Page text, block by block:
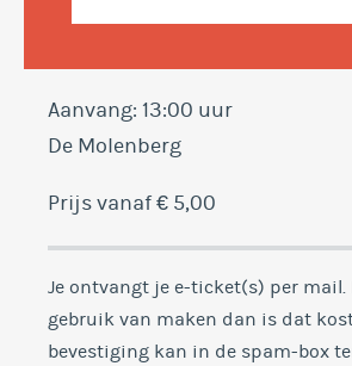
Aanvang: 13:00 uur
De Molenberg
Prijs vanaf € 5,00
Je ontvangt je e-ticket(s) per
gebruik van maken dan is dat
bevestiging kan in de spam-box